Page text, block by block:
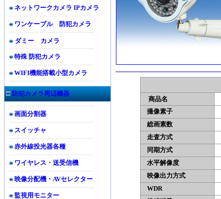
ネットワークカメラ IPカメラ
ワンケーブル 防犯カメラ
ダミー カメラ
特殊 防犯カメラ
WIFI機能搭載小型カメラ
防犯カメラ周辺機器
画面分割器
スイッチャ
赤外線投光器各種
ワイヤレス・送受信機
映像分配機・AVセレクター
監視用モニター
商品名
撮像素子
総画素数
走査方式
同期方式
水平解像度
映像出力方式
WDR